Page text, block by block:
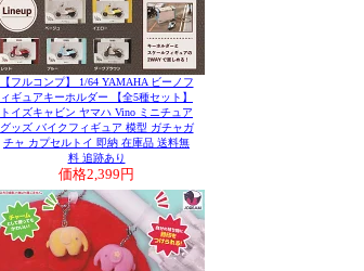
【フルコンプ】 1/64 YAMAHA ビーノフ
ィギュアキーホルダー 【全5種セット】
トイズキャビン ヤマハ Vino ミニチュア
グッズ バイクフィギュア 模型 ガチャガ
チャ カプセルトイ 即納 在庫品 送料無
料 追跡あり
価格2,399円